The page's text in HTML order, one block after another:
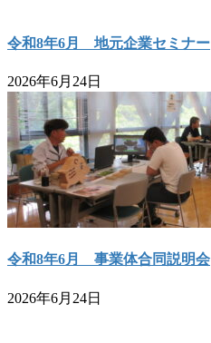
令和8年6月 地元企業セミナー
2026年6月24日
令和8年6月 事業体合同説明会
2026年6月24日